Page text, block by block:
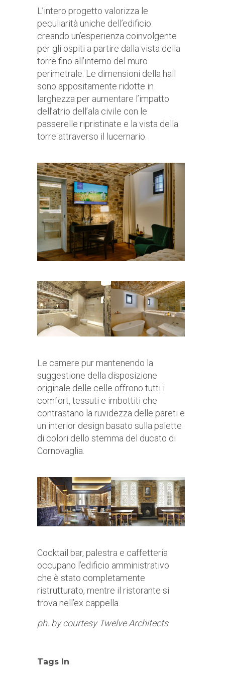
L’intero progetto valorizza le
peculiarità uniche dell’edificio
creando un’esperienza coinvolgente
per gli ospiti a partire dalla vista della
torre fino all’interno del muro
perimetrale. Le dimensioni della hall
sono appositamente ridotte in
larghezza per aumentare l’impatto
dell’atrio dell’ala civile con le
passerelle ripristinate e la vista della
torre attraverso il lucernario.
Le camere pur mantenendo la
suggestione della disposizione
originale delle celle offrono tutti i
comfort, tessuti e imbottiti che
contrastano la ruvidezza delle pareti e
un interior design basato sulla palette
di colori dello stemma del ducato di
Cornovaglia.
Cocktail bar, palestra e caffetteria
occupano l’edificio amministrativo
che è stato completamente
ristrutturato, mentre il ristorante si
trova nell’ex cappella.
ph. by courtesy Twelve Architects
Tags In